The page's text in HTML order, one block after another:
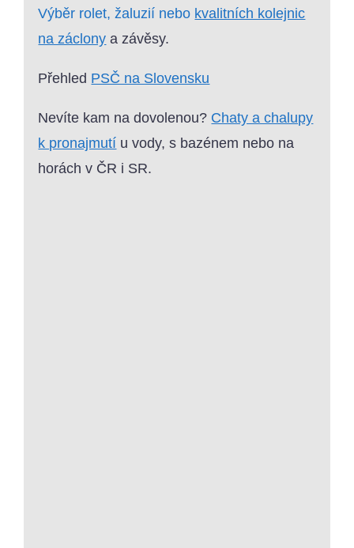
Výběr rolet, žaluzií nebo kvalitních kolejnic
na záclony a závěsy.
Přehled PSČ na Slovensku
Nevíte kam na dovolenou? Chaty a chalupy
k pronajmutí u vody, s bazénem nebo na
horách v ČR i SR.